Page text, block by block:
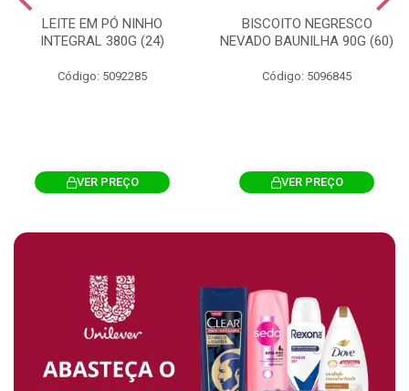
LEITE EM PÓ NINHO
INTEGRAL 380G (24)
Código: 5092285
VER PREÇO
BISCOITO NEGRESCO
NEVADO BAUNILHA 90G (60)
Código: 5096845
VER PREÇO